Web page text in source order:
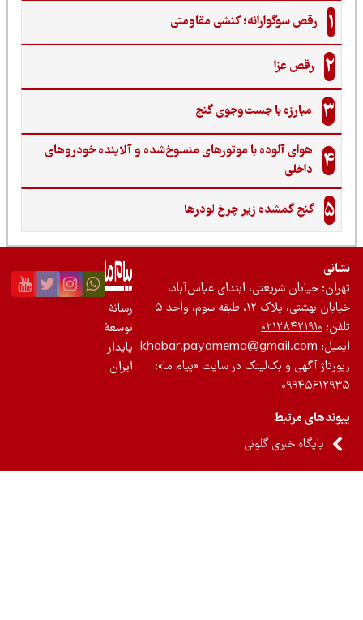
رقص سوگوارانه؛ کنشی مقاومتی
رقص عزا
مبارزه با جست‌وجوی گنج‌
هوای آلوده با موتورهای منسوخ‌شده و آلاینده خودروهای
داخلی
گنجِ گمشده زیر چرخ لودرها
خیابان شریعتی، ابتدای عباس‌آباد،
بهشتی، پلاک ۱۲، طبقه سوم، واحد ۵
۰۲۱۲۸۴۲۱۹۱۰
khabar.payamema@gmail.com
آگهی و بک‌لینک در سایت «پیام ما»:
مرتبط
پایگاه خبری گلونی
رسانۀ
توسعۀ
پایدار
ایران